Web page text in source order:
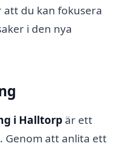
du kan fokusera
i den nya
i Halltorp är ett
Genom att anlita ett